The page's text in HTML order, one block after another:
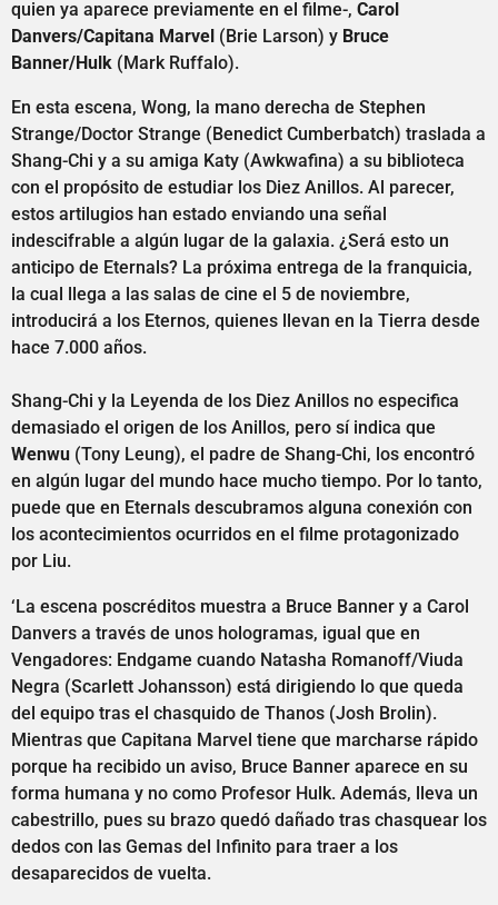
quien ya aparece previamente en el filme-, Carol
Danvers/Capitana Marvel (Brie Larson) y Bruce
Banner/Hulk (Mark Ruffalo).
En esta escena, Wong, la mano derecha de Stephen
Strange/Doctor Strange (Benedict Cumberbatch) traslada a
Shang-Chi y a su amiga Katy (Awkwafina) a su biblioteca
con el propósito de estudiar los Diez Anillos. Al parecer,
estos artilugios han estado enviando una señal
indescifrable a algún lugar de la galaxia. ¿Será esto un
anticipo de Eternals? La próxima entrega de la franquicia,
la cual llega a las salas de cine el 5 de noviembre,
introducirá a los Eternos, quienes llevan en la Tierra desde
hace 7.000 años.
Shang-Chi y la Leyenda de los Diez Anillos no especifica
demasiado el origen de los Anillos, pero sí indica que
Wenwu (Tony Leung), el padre de Shang-Chi, los encontró
en algún lugar del mundo hace mucho tiempo. Por lo tanto,
puede que en Eternals descubramos alguna conexión con
los acontecimientos ocurridos en el filme protagonizado
por Liu.
‘La escena poscréditos muestra a Bruce Banner y a Carol
Danvers a través de unos hologramas, igual que en
Vengadores: Endgame cuando Natasha Romanoff/Viuda
Negra (Scarlett Johansson) está dirigiendo lo que queda
del equipo tras el chasquido de Thanos (Josh Brolin).
Mientras que Capitana Marvel tiene que marcharse rápido
porque ha recibido un aviso, Bruce Banner aparece en su
forma humana y no como Profesor Hulk. Además, lleva un
cabestrillo, pues su brazo quedó dañado tras chasquear los
dedos con las Gemas del Infinito para traer a los
desaparecidos de vuelta.